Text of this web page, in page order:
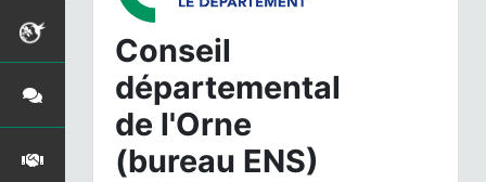
Conseil
départemental
de l'Orne
(bureau ENS)